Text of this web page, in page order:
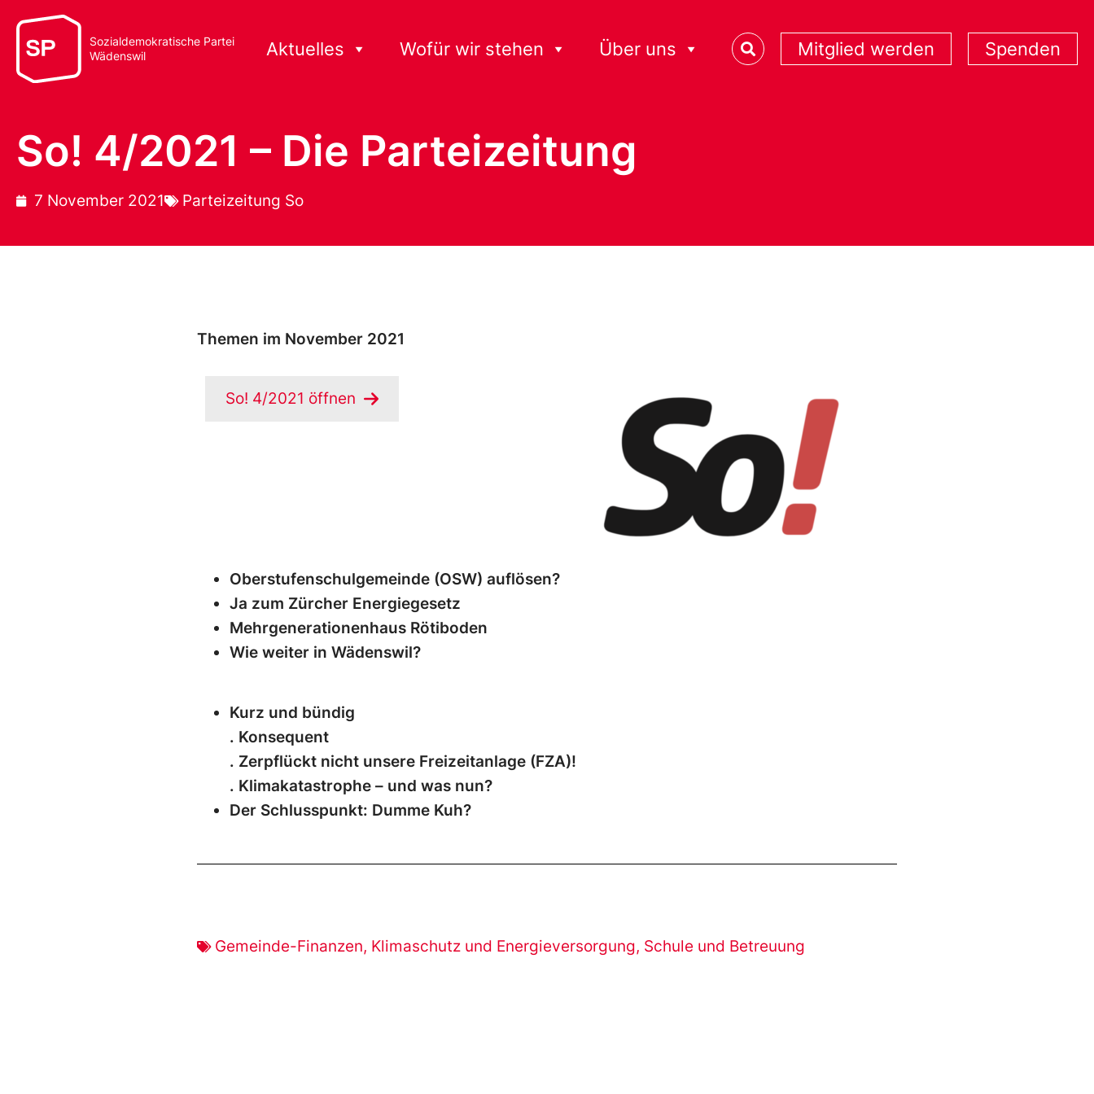
Sozialdemokratische Partei
Wädenswil
Aktuelles Wofür wir stehen Über uns Mitglied werden Spenden
So! 4/2021 – Die Parteizeitung
7 November 2021 Parteizeitung So
Themen im November 2021
So! 4/2021 öffnen
Oberstufenschulgemeinde (OSW) auflösen?
Ja zum Zürcher Energiegesetz
Mehrgenerationenhaus Rötiboden
Wie weiter in Wädenswil?
Kurz und bündig
. Konsequent
. Zerpflückt nicht unsere Freizeitanlage (FZA)!
. Klimakatastrophe – und was nun?
Der Schlusspunkt: Dumme Kuh?
Gemeinde-Finanzen, Klimaschutz und Energieversorgung, Schule und Betreuung